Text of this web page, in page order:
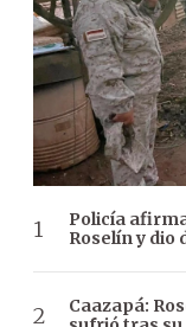
Policía
Roselín y dio
Caazapá: